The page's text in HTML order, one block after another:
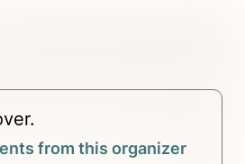
from this organizer